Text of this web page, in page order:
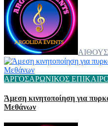
ΑΡΓΟΣΑΡΩΝΙΚΟΣ
Άμεση κινητοποίηση για
Μεθάνων